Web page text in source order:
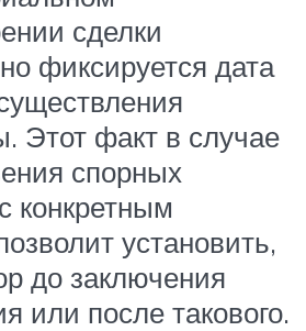
сделки
фиксируется дата
Этот факт в случае
спорных
конкретным
установить,
до заключения
или после такового.